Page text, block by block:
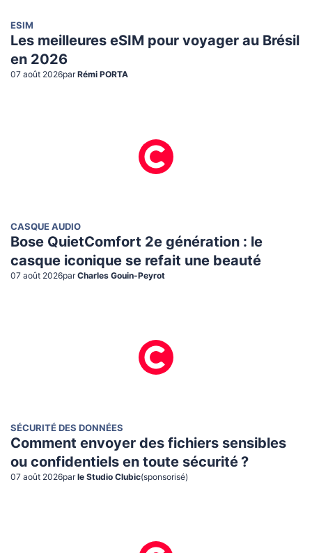
ESIM
Les meilleures eSIM pour voyager au Brésil
en 2026
07 août 2026par Rémi PORTA
CASQUE AUDIO
Bose QuietComfort 2e génération : le
casque iconique se refait une beauté
07 août 2026par Charles Gouin-Peyrot
SÉCURITÉ DES DONNÉES
Comment envoyer des fichiers sensibles
ou confidentiels en toute sécurité ?
07 août 2026par le Studio Clubic(sponsorisé)